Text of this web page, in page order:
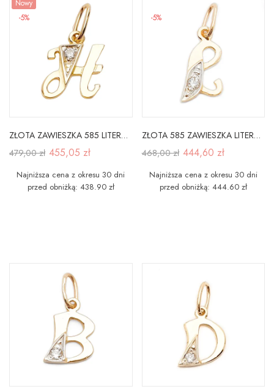
Nowy
-5%
ZŁOTA ZAWIESZKA 585 LITERKA H z CYRKONIĄ
479,00 zł 455,05 zł
Najniższa cena z okresu 30 dni
przed obniżką: 438.90 zł
-5%
ZŁOTA 585 ZAWIESZKA LITERKA L Z CYRKONIĄ
468,00 zł 444,60 zł
Najniższa cena z okresu 30 dni
przed obniżką: 444.60 zł